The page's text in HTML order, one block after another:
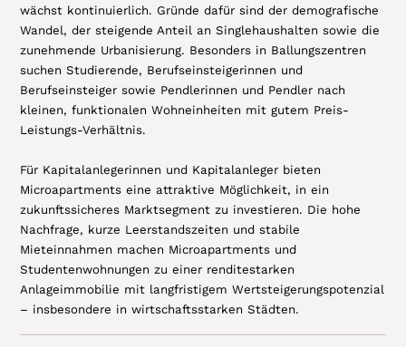
wächst kontinuierlich. Gründe dafür sind der demografische
Wandel, der steigende Anteil an Singlehaushalten sowie die
zunehmende Urbanisierung. Besonders in Ballungszentren
suchen Studierende, Berufseinsteigerinnen und
Berufseinsteiger sowie Pendlerinnen und Pendler nach
kleinen, funktionalen Wohneinheiten mit gutem Preis-
Leistungs-Verhältnis.
Für Kapitalanlegerinnen und Kapitalanleger bieten
Microapartments eine attraktive Möglichkeit, in ein
zukunftssicheres Marktsegment zu investieren. Die hohe
Nachfrage, kurze Leerstandszeiten und stabile
Mieteinnahmen machen Microapartments und
Studentenwohnungen zu einer renditestarken
Anlageimmobilie mit langfristigem Wertsteigerungspotenzial
– insbesondere in wirtschaftsstarken Städten.